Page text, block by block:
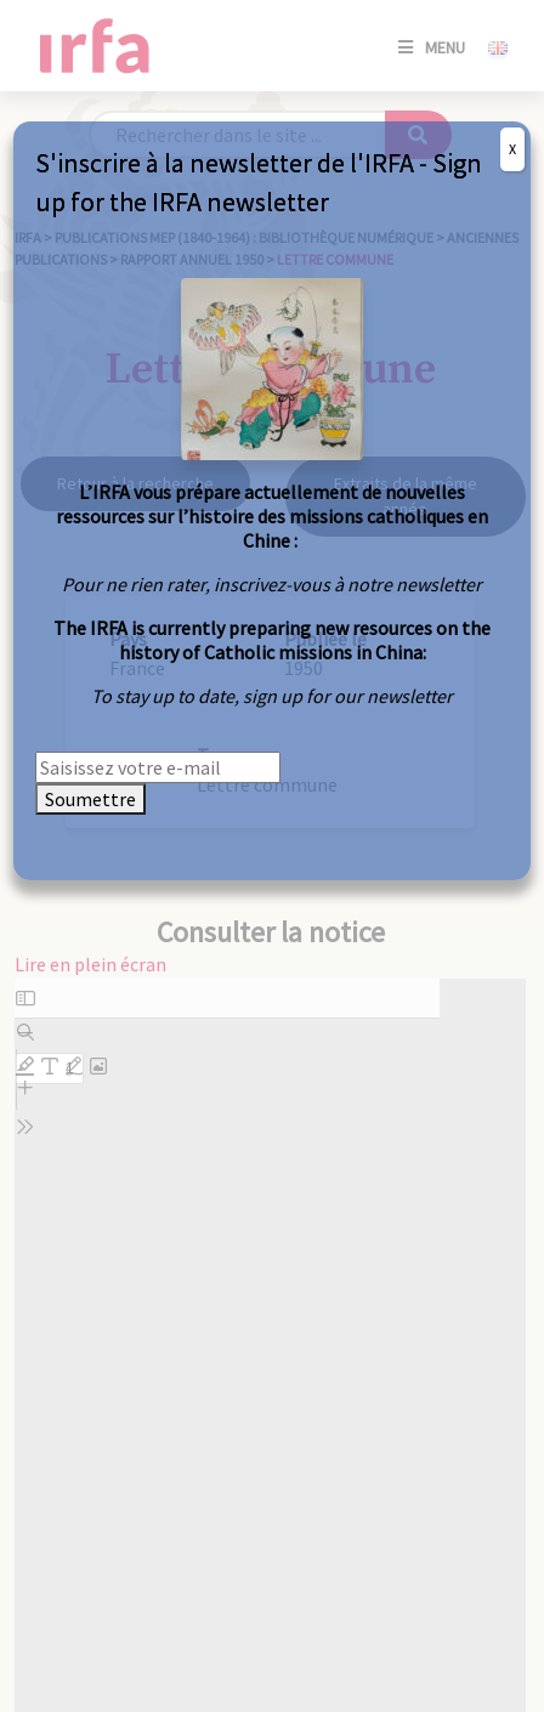
MENU
SE
/
IRFA > PUBLICATIONS MEP (1840-1964) : BIBLIOTHÈQUE NUMÉRIQUE > ANCIENNES
PUBLICATIONS > RAPPORT ANNUEL 1950 > LETTRE COMMUNE
Lettre commune
Retour à la recherche
Extraits de la même
année
Pays
France
Publiée le
1950
Type
Lettre commune
Consulter la notice
Lire en plein écran
Aller
au
contenu
PDF
S'inscrire à la newsletter de l'IRFA - Sign
up for the IRFA newsletter
L’IRFA vous prépare actuellement de nouvelles
ressources sur l’histoire des missions catholiques en
Chine :
Pour ne rien rater, inscrivez-vous à notre newsletter
The IRFA is currently preparing new resources on the
history of Catholic missions in China:
To stay up to date, sign up for our newsletter
Soumettre
X